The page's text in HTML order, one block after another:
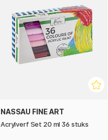
NASSAU FINE ART
Acrylverf Set 20 ml 36 stuks